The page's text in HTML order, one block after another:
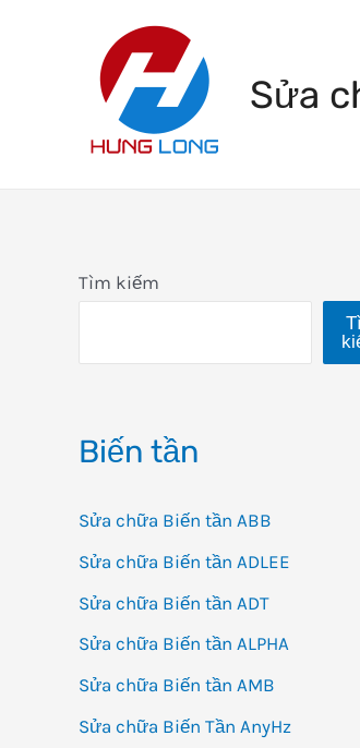
Sửa
Tìm kiếm
Biến tần
Sửa chữa Biến tần ABB
Sửa chữa Biến tần ADLEE
Sửa chữa Biến tần ADT
Sửa chữa Biến tần ALPHA
Sửa chữa Biến tần AMB
Sửa chữa Biến Tần AnyHz